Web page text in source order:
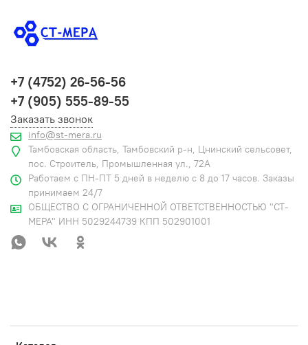
+7 (4752) 26-56-56
+7 (905) 555-89-55
Заказать звонок
info@st-mera.ru
Тамбовская область, Тамбовский р-н, Цнинский сельсовет,
пос. Строитель, Промышленная ул., 72А
Работаем с ПН-ПТ 5 дней в неделю с 8 до 17 часов. Заказы
принимаем 24/7
ОБЩЕСТВО С ОГРАНИЧЕННОЙ ОТВЕТСТВЕННОСТЬЮ "СТ-
МЕРА" ИНН 5029244739 КПП 502901001